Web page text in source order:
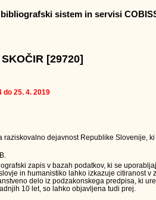
sistem in servisi
[29720]
do 25. 4. 2019
dejavnost Republike Slovenije,
zapis v bazah podatkov, ki se
in humanistiko lahko izkazuje citiranost v
delo iz podzakonskega predpisa, ki
10 let, so lahko objavljena tudi prej.